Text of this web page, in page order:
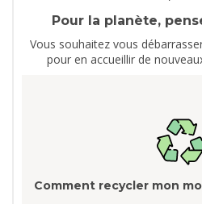
Pour la planète,
Vous souhaitez vous
pour en accueillir de
Comment recycler mon